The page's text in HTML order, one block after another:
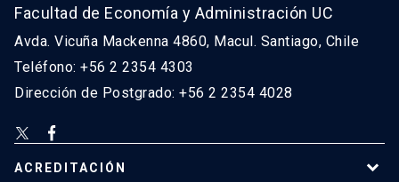
Facultad de Economía y Administración UC
Avda. Vicuña Mackenna 4860, Macul. Santiago, Chile
Teléfono: +56 2 2354 4303
Dirección de Postgrado: +56 2 2354 4028
ACREDITACIÓN